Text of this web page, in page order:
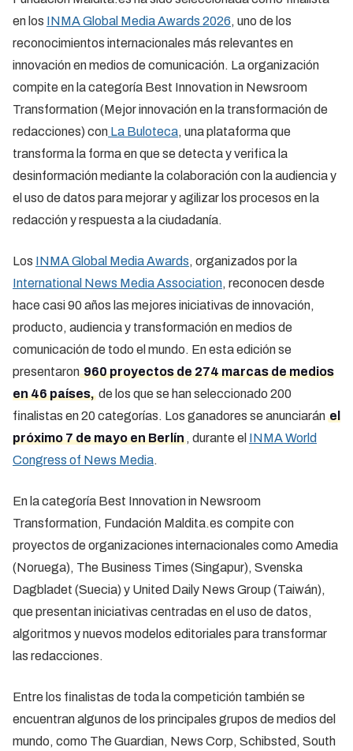
en los INMA Global Media Awards 2026, uno de los
reconocimientos internacionales más relevantes en
innovación en medios de comunicación. La organización
compite en la categoría Best Innovation in Newsroom
Transformation (Mejor innovación en la transformación de
redacciones) con La Buloteca, una plataforma que
transforma la forma en que se detecta y verifica la
desinformación mediante la colaboración con la audiencia y
el uso de datos para mejorar y agilizar los procesos en la
redacción y respuesta a la ciudadanía.
Los INMA Global Media Awards, organizados por la
International News Media Association, reconocen desde
hace casi 90 años las mejores iniciativas de innovación,
producto, audiencia y transformación en medios de
comunicación de todo el mundo. En esta edición se
presentaron960 proyectos de 274 marcas de medios
en 46 países, de los que se han seleccionado 200
finalistas en 20 categorías. Los ganadores se anunciarán el
próximo 7 de mayo en Berlín , durante el INMA World
Congress of News Media.
En la categoría Best Innovation in Newsroom
Transformation, Fundación Maldita.es compite con
proyectos de organizaciones internacionales como Amedia
(Noruega), The Business Times (Singapur), Svenska
Dagbladet (Suecia) y United Daily News Group (Taiwán),
que presentan iniciativas centradas en el uso de datos,
algoritmos y nuevos modelos editoriales para transformar
las redacciones.
Entre los finalistas de toda la competición también se
encuentran algunos de los principales grupos de medios del
mundo, como The Guardian, News Corp, Schibsted, South